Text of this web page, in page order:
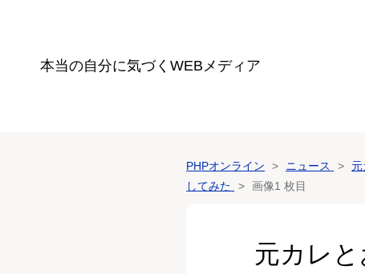
本当の自分に気づく WEBメディア
PHPオンライン ニュース
してみた
画像1 枚目
元カレ